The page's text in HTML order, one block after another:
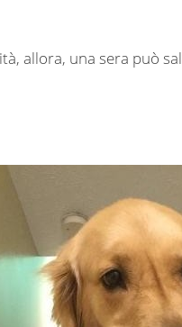
allora, una sera può